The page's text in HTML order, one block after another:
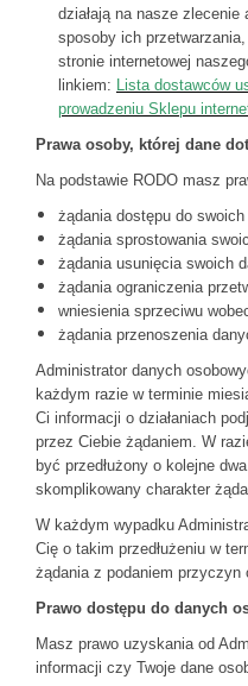
działają na nasze
sposoby ich
stronie internetowej
linkiem: Lista dostawców
prowadzeniu Sklepu
Prawa osoby, której dane
Na podstawie RODO masz
żądania dostępu do
żądania sprostowania
żądania usunięcia swoich
żądania ograniczenia
wniesienia sprzeciwu
żądania przenoszenia
Administrator danych
każdym razie w terminie
Ci informacji o działaniach
przez Ciebie żądaniem. W
być przedłużony o kolejne
skomplikowany charakter
W każdym wypadku
Cię o takim przedłużeniu w
żądania z podaniem przyczyn
Prawo dostępu do danych
Masz prawo uzyskania od
informacji czy Twoje dane